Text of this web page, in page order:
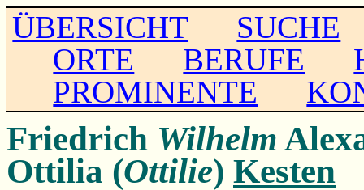
ÜBERSICHT
SUCHE
ORTE
BERUFE
PROMINENTE
Friedrich Wilhelm
Ottilia (Ottilie) Kesten